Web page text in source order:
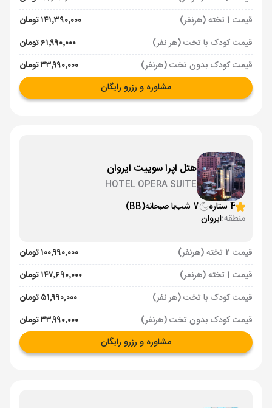
قیمت 1 تخته (هرنفر)
۱۴۱٬۳۹۰٬۰۰۰ تومان
قیمت کودک با تخت (هر نفر)
۶۱٬۹۹۰٬۰۰۰ تومان
قیمت کودک بدون تخت (هرنفر)
۳۳٬۹۹۰٬۰۰۰ تومان
مشاوره و رزرو رایگان
هتل اپرا سوییت ایروان
HOTEL OPERA SUITE
4 ستاره
7 شب با صبحانه(BB)
منطقه:ایروان
قیمت 2 تخته (هرنفر)
۱۰۰٬۹۹۰٬۰۰۰ تومان
قیمت 1 تخته (هرنفر)
۱۴۷٬۶۹۰٬۰۰۰ تومان
قیمت کودک با تخت (هر نفر)
۵۱٬۹۹۰٬۰۰۰ تومان
قیمت کودک بدون تخت (هرنفر)
۳۳٬۹۹۰٬۰۰۰ تومان
مشاوره و رزرو رایگان